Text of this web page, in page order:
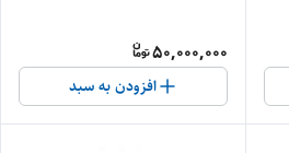
50,000,000
افزودن به سبد